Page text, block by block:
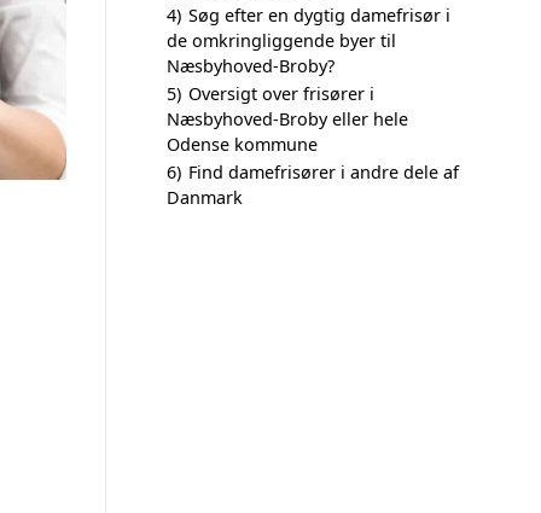
4) Søg efter en dygtig damefrisør i
de omkringliggende byer til
Næsbyhoved-Broby?
5) Oversigt over frisører i
Næsbyhoved-Broby eller hele
Odense kommune
6) Find damefrisører i andre dele af
Danmark